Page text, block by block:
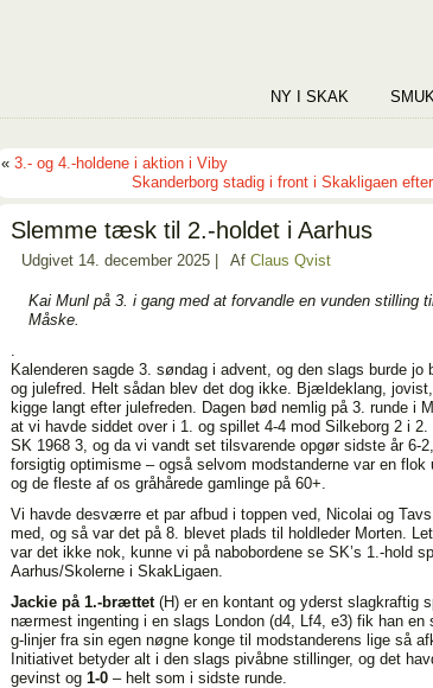
NY I SKAK
« 3.- og 4.-holdene i aktion i Viby
Skanderborg stadig i front i Skakligaen
Slemme tæsk til 2.-holdet i Aarhus
Udgivet 14. december 2025 Af Claus Qvist
Kai Munl på 3. i gang med at forvandle en vunden stilling
Måske.
.
Kalenderen sagde 3. søndag i advent, og den slags burde
og julefred. Helt sådan blev det dog ikke. Bjældeklang,
kigge langt efter julefreden. Dagen bød nemlig på 3. runde i
at vi havde siddet over i 1. og spillet 4-4 mod Silkeborg 2 i
SK 1968 3, og da vi vandt set tilsvarende opgør sidste år 6-
forsigtig optimisme – også selvom modstanderne var en flok
og de fleste af os gråhårede gamlinge på 60+.
Vi havde desværre et par afbud i toppen ved, Nicolai og
med, og så var det på 8. blevet plads til holdleder Morten.
var det ikke nok, kunne vi på nabobordene se SK’s 1.-hold
Aarhus/Skolerne i SkakLigaen.
Jackie på 1.-brættet (H) er en kontant og yderst slagkraftig
nærmest ingenting i en slags London (d4, Lf4, e3) fik han en
g-linjer fra sin egen nøgne konge til modstanderens lige så
Initiativet betyder alt i den slags pivåbne stillinger, og det
gevinst og 1-0 – helt som i sidste runde.